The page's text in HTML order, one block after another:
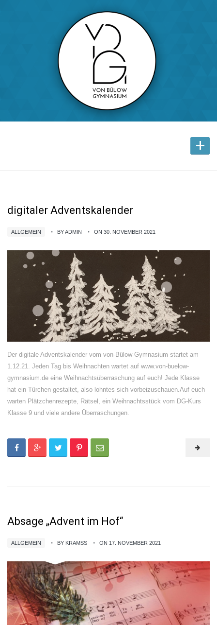
+
digitaler Adventskalender
ALLGEMEIN BY ADMIN ON 30. NOVEMBER 2021
Der digitale Adventskalender vom von-Bülow-Gymnasium startet am
1.12.21. Jeden Tag bis Weihnachten wartet auf www.von-buelow-
gymnasium.de eine Weihnachtsüberraschung auf euch! Jede Klasse
hat ein Türchen gestaltet, also lohntes sich vorbeizuschauen.Auf euch
warten Plätzchenrezepte, Rätsel, ein Weihnachtsstück vom DG-Kurs
Klasse 9 und viele andere Überraschungen.
Absage „Advent im Hof“
ALLGEMEIN BY KRAMSS ON 17. NOVEMBER 2021